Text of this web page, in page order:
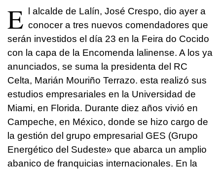
E l alcalde de Lalín, José Crespo, dio ayer a
conocer a tres nuevos comendadores que
serán investidos el día 23 en la Feira do Cocido
con la capa de la Encomenda lalinense. A los ya
anunciados, se suma la presidenta del RC
Celta, Marián Mouriño Terrazo. esta realizó sus
estudios empresariales en la Universidad de
Miami, en Florida. Durante diez años vivió en
Campeche, en México, donde se hizo cargo de
la gestión del grupo empresarial GES (Grupo
Energético del Sudeste» que abarca un amplio
abanico de franquicias internacionales. En la